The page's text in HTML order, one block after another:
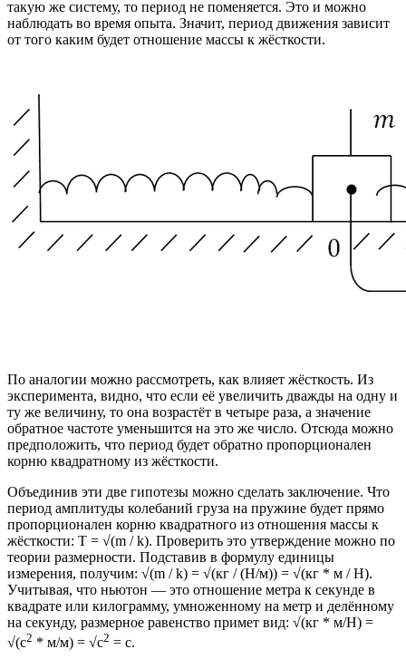
такую же систему, то период не поменяется. Это и можно
наблюдать во время опыта. Значит, период движения зависит
от того каким будет отношение массы к жёсткости.
По аналогии можно рассмотреть, как влияет жёсткость. Из
эксперимента, видно, что если её увеличить дважды на одну и
ту же величину, то она возрастёт в четыре раза, а значение
обратное частоте уменьшится на это же число. Отсюда можно
предположить, что период будет обратно пропорционален
корню квадратному из жёсткости.
Объединив эти две гипотезы можно сделать заключение. Что
период амплитуды колебаний груза на пружине будет прямо
пропорционален корню квадратного из отношения массы к
жёсткости: T = √(m / k). Проверить это утверждение можно по
теории размерности. Подставив в формулу единицы
измерения, получим: √(m / k) = √(кг / (Н/м)) = √(кг * м / Н).
Учитывая, что ньютон — это отношение метра к секунде в
квадрате или килограмму, умноженному на метр и делённому
на секунду, размерное равенство примет вид: √(кг * м/Н) =
√(c2 * м/м) = √с2 = с.